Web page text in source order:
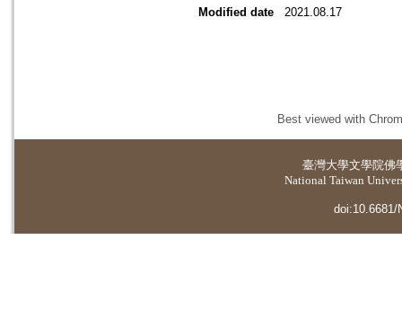
Modified date
2021.08.17
Best viewed with
臺灣大學文學院佛
National Taiwan
doi:10.6681/